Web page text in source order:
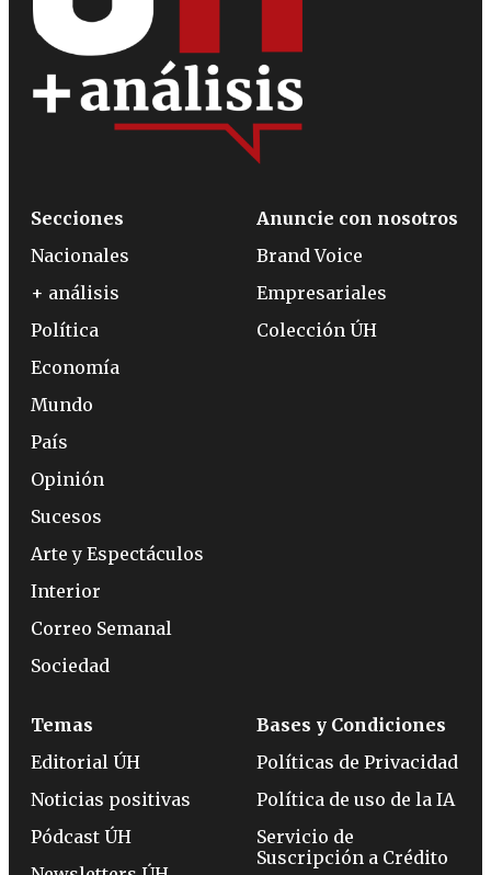
Secciones
Nacionales
+ análisis
Política
Economía
Mundo
País
Opinión
Sucesos
Arte y Espectáculos
Interior
Correo Semanal
Sociedad
Anuncie con nosotros
Brand Voice
Empresariales
Colección ÚH
Temas
Editorial ÚH
Noticias positivas
Pódcast ÚH
Bases y Condiciones
Políticas de Privacidad
Política de uso de la IA
Servicio de
Suscripción a Crédito